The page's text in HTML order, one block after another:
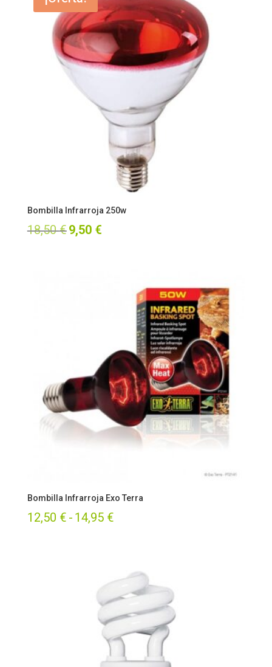
era:
18,50 €.
es:
9,50 €.
Bombilla Infrarroja 250w
18,50€El
9,50 €El
Bombilla Infrarroja Exo Terra
12,50 € - 14,95 €Rango
desde
12,50 €
hasta
14,95 €